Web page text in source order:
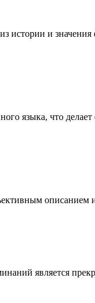
истории и значения
языка, что
описанием
является